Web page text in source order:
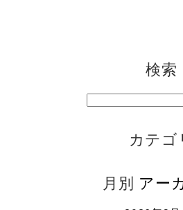
検索
カテゴ
月別 アー